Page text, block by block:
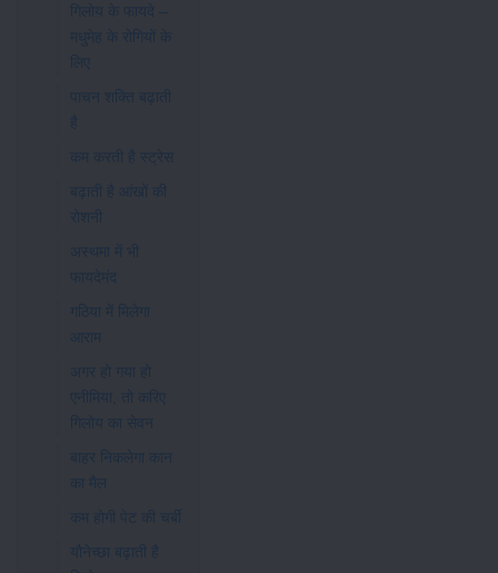
गिलोय के फायदे –
मधुमेह के रोगियों के
पाचन शक्ति बढ़ाती
कम करती है स्ट्रेस
बढ़ाती है आंखों की
रोशनी
अस्थमा में भी
फायदेमंद
गठिया में मिलेगा
आराम
अगर हो गया हो
एनीमिया, तो करिए
गिलोय का सेवन
बाहर निकलेगा कान
का मैल
कम होगी पेट की चर्बी
यौनेच्छा बढ़ाती है